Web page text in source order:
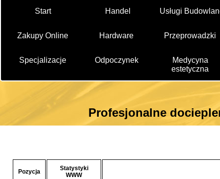
Start Handel Usługi
Zakupy Online Hardware Przeprowadzki
Specjalizacje Odpoczynek
Medycyna
estetyczna
Profesjonalne
Pozycja
Statystyki
WWW